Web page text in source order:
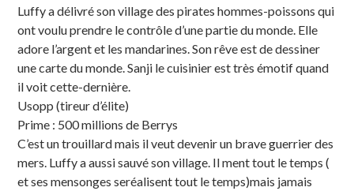
Luffy a délivré son village des pirates hommes-poissons qui
ont voulu prendre le contrôle d’une partie du monde. Elle
adore l’argent et les mandarines. Son rêve est de dessiner
une carte du monde. Sanji le cuisinier est très émotif quand
il voit cette-dernière.
Usopp (tireur d’élite)
Prime : 500 millions de Berrys
C’est un trouillard mais il veut devenir un brave guerrier des
mers. Luffy a aussi sauvé son village. Il ment tout le temps (
et ses mensonges seréalisent tout le temps)mais jamais